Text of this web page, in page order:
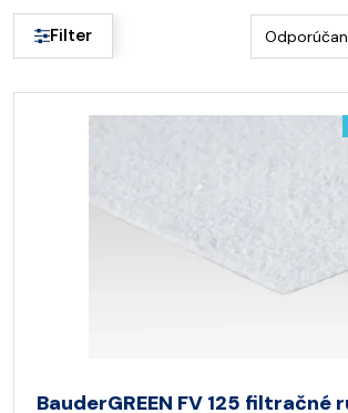
Filter
BauderGREEN FV 125 filtračné